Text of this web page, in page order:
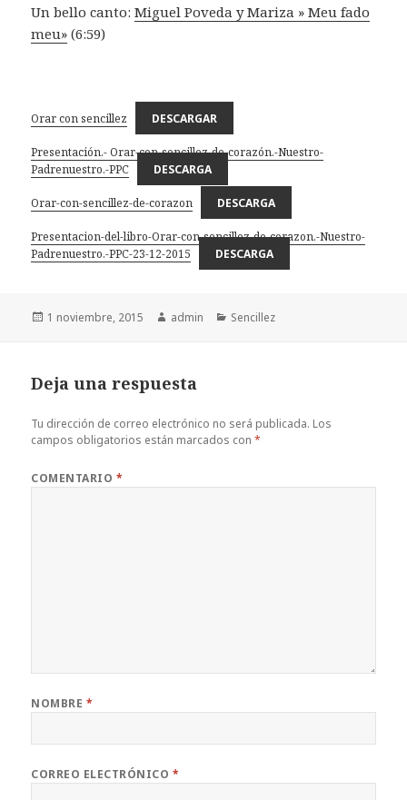
Un bello canto:Miguel Poveda y Mariza » Meu fado
meu» (6:59)
Orar con sencillez DESCARGAR
Presentación.- Orar-con-sencillez-de-corazón.-Nuestro-
Padrenuestro.-PPC
DESCARGA
Orar-con-sencillez-de-corazon DESCARGA
Presentacion-del-libro-Orar-con-sencillez-de-corazon.-Nuestro-
Padrenuestro.-PPC-23-12-2015
DESCARGA
Publicado
1 noviembre, 2015 Autor
admin Categorías
Sencillez
Deja una respuesta
Tu dirección de correo electrónico no será publicada. Los
campos obligatorios están marcados con*
COMENTARIO *
NOMBRE *
CORREO ELECTRÓNICO *